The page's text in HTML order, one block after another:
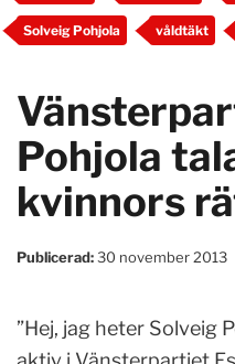
Solveig Pohjola våldtäkt
Pohjola
kvinnors
Publicerad:30 november 2013
”Hej, jag heter Solveig